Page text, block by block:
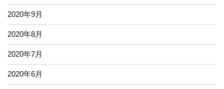
2020年9月
2020年8月
2020年7月
2020年6月